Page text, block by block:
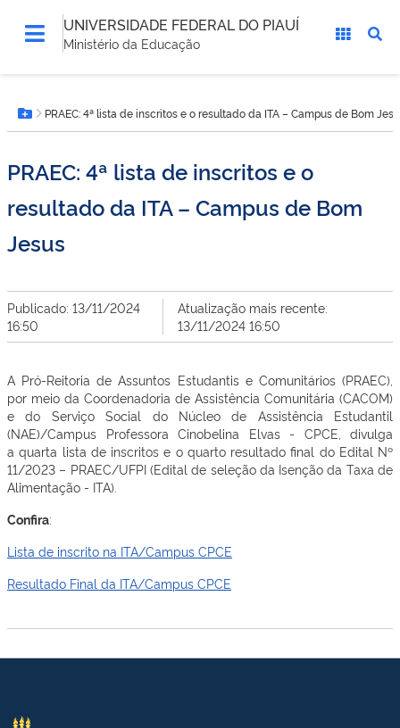
UNIVERSIDADE FEDERAL DO PIAUÍ
Ministério da Educação
está
aqui:Botão Menu
PRAEC: 4ª lista de inscritos e o resultado da ITA – Campus de Bom
PRAEC: 4ª lista de inscritos e o
resultado da ITA – Campus de Bom
Jesus
Publicado: 13/11/2024
16:50
Atualização mais recente:
13/11/2024 16:50
A Pró-Reitoria de Assuntos Estudantis e Comunitários (PRAEC),
por meio da Coordenadoria de Assistência Comunitária (CACOM)
e do Serviço Social do Núcleo de Assistência Estudantil
(NAE)/Campus Professora Cinobelina Elvas - CPCE, divulga
aquarta lista de inscritos e o quartoresultado final do Edital Nº
11/2023 – PRAEC/UFPI (Edital de seleção da Isenção da Taxa de
Alimentação - ITA).
Confira:
Lista de inscrito na ITA/Campus CPCE
Resultado Final da ITA/Campus CPCE